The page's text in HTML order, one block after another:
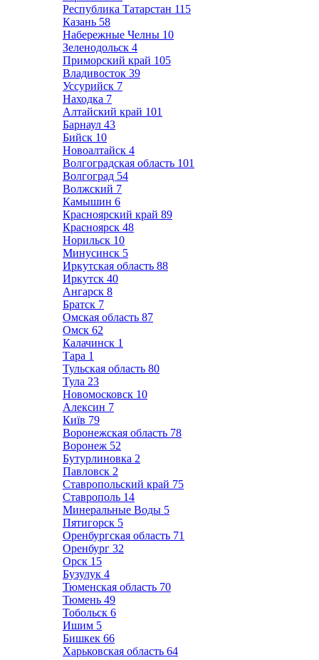
Республика Татарстан 115
Казань 58
Набережные Челны 10
Зеленодольск 4
Приморский край 105
Владивосток 39
Уссурийск 7
Находка 7
Алтайский край 101
Барнаул 43
Бийск 10
Новоалтайск 4
Волгоградская область 101
Волгоград 54
Волжский 7
Камышин 6
Красноярский край 89
Красноярск 48
Норильск 10
Минусинск 5
Иркутская область 88
Иркутск 40
Ангарск 8
Братск 7
Омская область 87
Омск 62
Калачинск 1
Тара 1
Тульская область 80
Тула 23
Новомосковск 10
Алексин 7
Київ 79
Воронежская область 78
Воронеж 52
Бутурлиновка 2
Павловск 2
Ставропольский край 75
Ставрополь 14
Минеральные Воды 5
Пятигорск 5
Оренбургская область 71
Оренбург 32
Орск 15
Бузулук 4
Тюменская область 70
Тюмень 49
Тобольск 6
Ишим 5
Бишкек 66
Харьковская область 64